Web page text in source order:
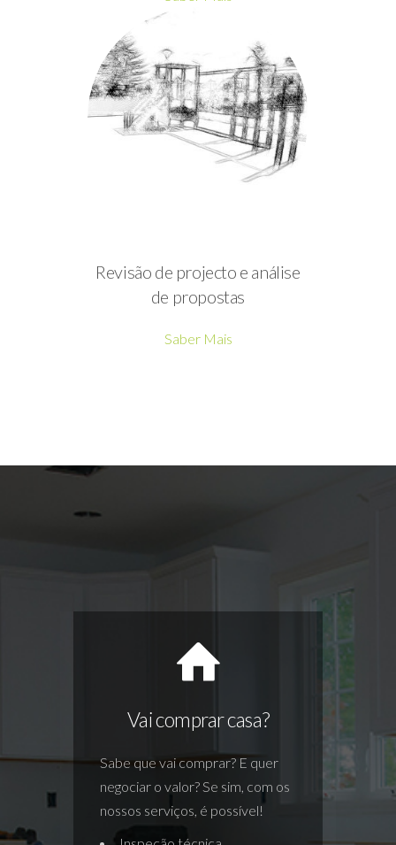
Revisão de projecto e análise
de propostas
Saber Mais
Vai comprar casa?
Sabe que vai comprar? E quer
negociar o valor? Se sim, com os
nossos serviços, é possível!